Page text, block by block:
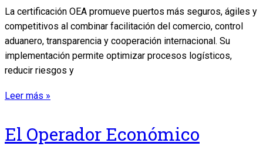
La certificación OEA promueve puertos más seguros, ágiles y
competitivos al combinar facilitación del comercio, control
aduanero, transparencia y cooperación internacional. Su
implementación permite optimizar procesos logísticos,
reducir riesgos y
Leer más »
El Operador Económico